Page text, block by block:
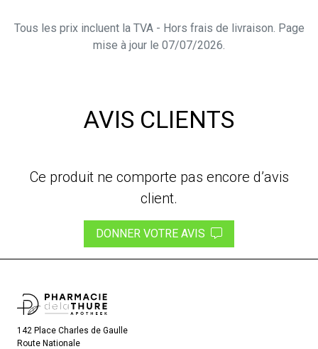
Tous les prix incluent la TVA - Hors frais de livraison. Page
mise à jour le 07/07/2026.
AVIS CLIENTS
Ce produit ne comporte pas encore d’avis
client.
DONNER VOTRE AVIS
142 Place Charles de Gaulle
Route Nationale